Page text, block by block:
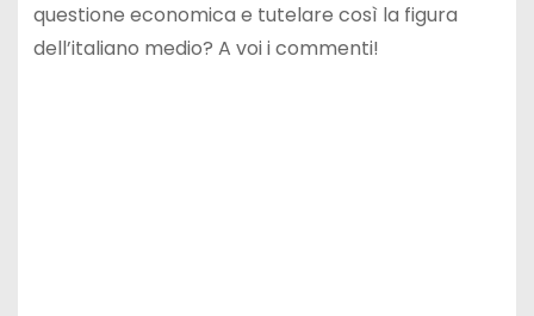
questione economica e tutelare così la figura
dell’italiano medio? A voi i commenti!